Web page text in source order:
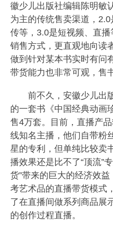
徽少儿出版社编辑陈明敏
为主的传统售卖渠道，
传等，3.0是短视频、直
销售方式，更直观地向读
做到针对某本书实时有问
带货能力也非常可观，售
前不久，安徽少儿出
的一套书《中国经典动画
售4万套。目前，直播产
线知名主播，他们自带粉
星的专利，但单纯比较卖
播效果还是比不了“顶流”
货”带来的巨大的经济效
考艺术品的直播带货模式
了在直播间做系列商品展
的创作过程直播。